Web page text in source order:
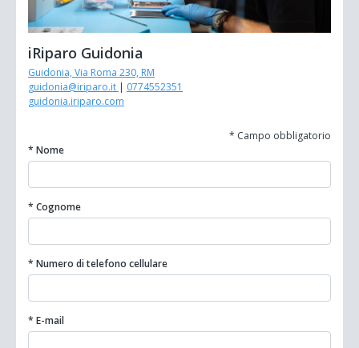
iRiparo Guidonia
Guidonia, Via Roma 230, RM
guidonia@iriparo.it | 0774552351
guidonia.iriparo.com
* Campo obbligatorio
* Nome
* Cognome
* Numero di telefono cellulare
* E-mail